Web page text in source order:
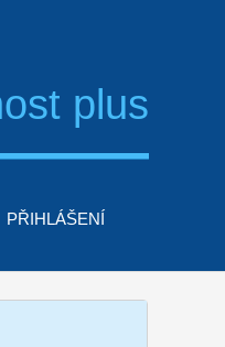
plus
PŘIHLÁŠENÍ